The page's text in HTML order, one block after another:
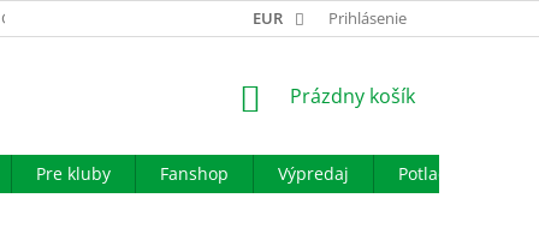
GARANCIA VÝMENY TOVARU REKLAMAČNÝ PORIADOK
EUR Prihlásenie
NÁKUPNÝ
Prázdny košík
Pre kluby Fanshop Výpredaj Potlač